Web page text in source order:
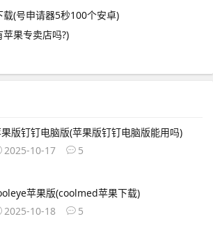
(号申请器5秒100个安卓)
果专卖店吗?)
版钉钉电脑版(苹果版钉钉电脑版能用吗)
2025-10-17
5
苹果版(coolmed苹果下载)
2025-10-18
5